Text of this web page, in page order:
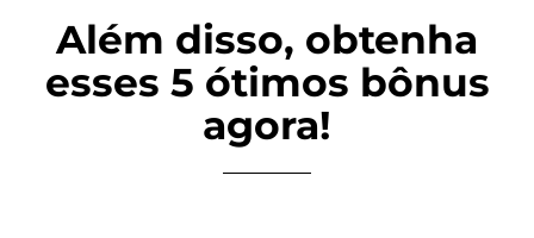
Além disso, obtenha
esses 5 ótimos bônus
agora!